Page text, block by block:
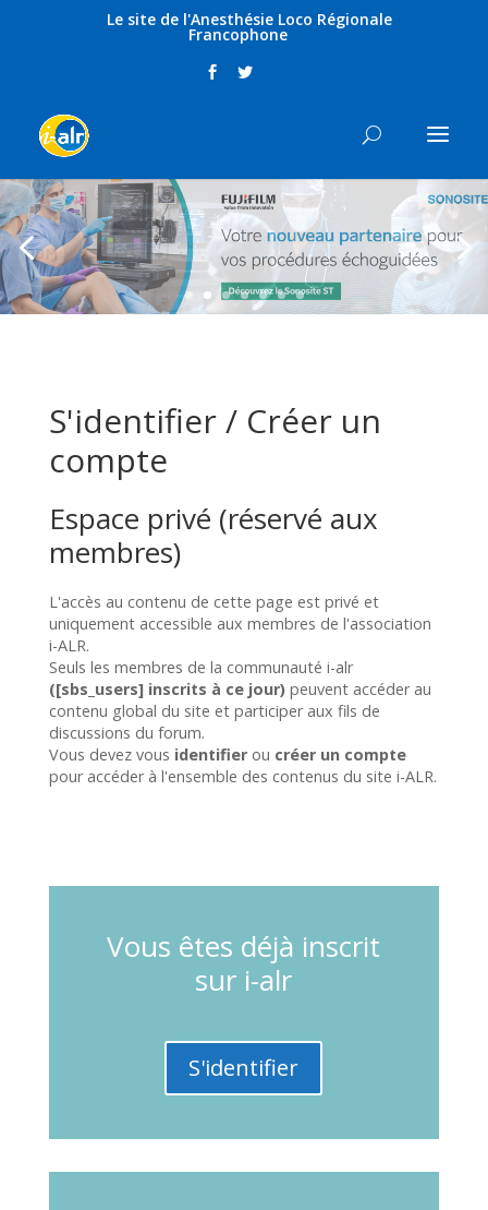
Le site de l'Anesthésie Loco Régionale
Francophone
S'identifier / Créer un
compte
Espace privé (réservé aux
membres)
L'accès au contenu de cette page est privé et
uniquement accessible aux membres de l'association
i-ALR.
Seuls les membres de la communauté i-alr
([sbs_users] inscrits à ce jour)peuvent accéder au
contenu global du site et participer aux fils de
discussions du forum.
Vous devez vous identifierou créer un compte
pour accéder à l'ensemble des contenus du site i-ALR.
Vous êtes déjà inscrit
sur i-alr
S'identifier